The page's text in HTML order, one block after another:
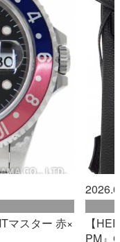
ルメス『ケリー アッ